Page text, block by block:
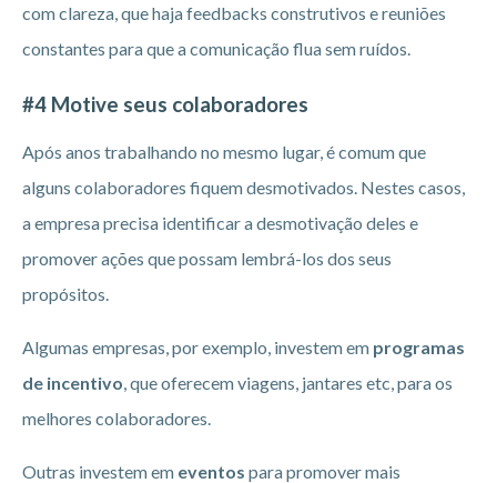
com clareza, que haja feedbacks construtivos e reuniões
constantes para que a comunicação flua sem ruídos.
#4 Motive seus colaboradores
Após anos trabalhando no mesmo lugar, é comum que
alguns colaboradores fiquem desmotivados. Nestes casos,
a empresa precisa identificar a desmotivação deles e
promover ações que possam lembrá-los dos seus
propósitos.
Algumas empresas, por exemplo, investem em programas
de incentivo, que oferecem viagens, jantares etc, para os
melhores colaboradores.
Outras investem em eventos para promover mais